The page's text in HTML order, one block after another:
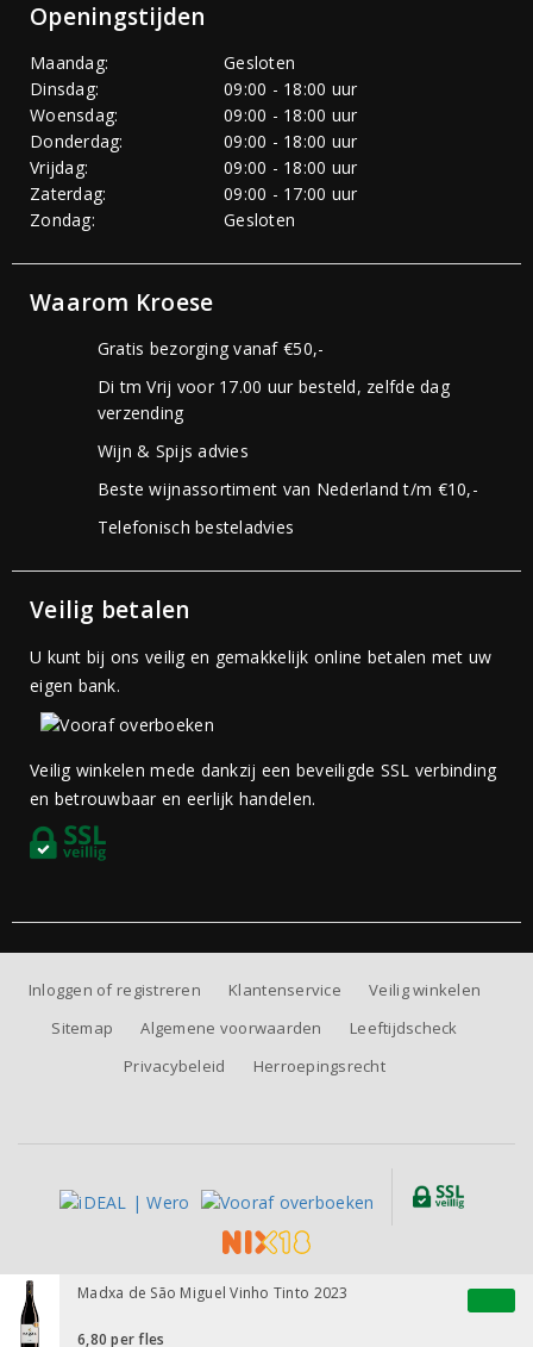
Madxa de São Miguel Vinho Tinto 2023
6,80per fles
Openingstijden
Maandag:
Gesloten
Dinsdag:
09:00 - 18:00 uur
Woensdag:
09:00 - 18:00 uur
Donderdag:
09:00 - 18:00 uur
Vrijdag:
09:00 - 18:00 uur
Zaterdag:
09:00 - 17:00 uur
Zondag:
Gesloten
Waarom Kroese
Gratis bezorging vanaf €50,-
Di tm Vrij voor 17.00 uur besteld, zelfde dag
verzending
Wijn & Spijs advies
Beste wijnassortiment van Nederland t/m €10,-
Telefonisch besteladvies
Veilig betalen
U kunt bij ons veilig en gemakkelijk online betalen met uw
eigen bank.
Veilig winkelen mede dankzij een beveiligde SSL verbinding
en betrouwbaar en eerlijk handelen.
Inloggen of registreren Klantenservice
Veilig winkelen
Sitemap
Algemene voorwaarden
Leeftijdscheck
Privacybeleid
Herroepingsrecht
Alle prijzen zijn inclusief BTW, exclusief eventuele verzendkosten.